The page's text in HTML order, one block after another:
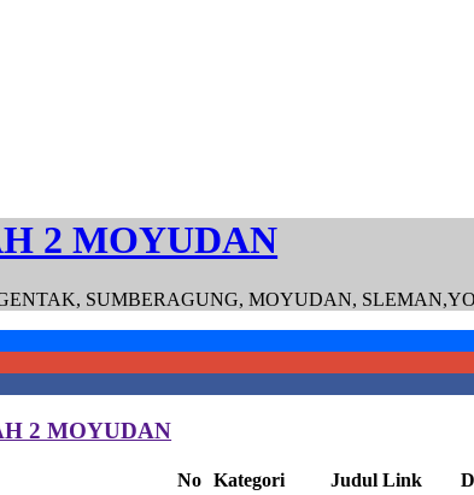
2 MOYUDAN
SUMBERAGUNG, MOYUDAN,
2 MOYUDAN
No Kategori Judul Link